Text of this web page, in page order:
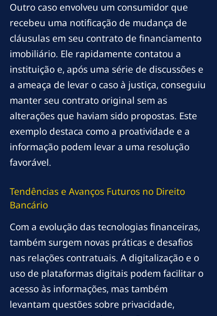
Outro caso envolveu um consumidor que
recebeu uma notificação de mudança de
cláusulas em seu contrato de financiamento
imobiliário. Ele rapidamente contatou a
instituição e, após uma série de discussões e
a ameaça de levar o caso à justiça, conseguiu
manter seu contrato original sem as
alterações que haviam sido propostas. Este
exemplo destaca como a proatividade e a
informação podem levar a uma resolução
favorável.
Tendências e Avanços Futuros no Direito
Bancário
Com a evolução das tecnologias financeiras,
também surgem novas práticas e desafios
nas relações contratuais. A digitalização e o
uso de plataformas digitais podem facilitar o
acesso às informações, mas também
levantam questões sobre privacidade,